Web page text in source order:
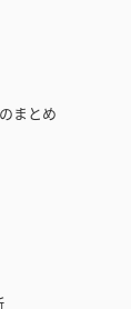
まとめ